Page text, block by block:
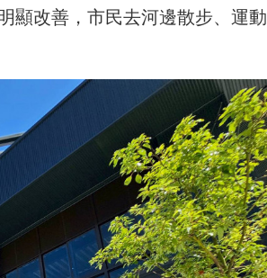
顯改善，市民去河邊散步、運動